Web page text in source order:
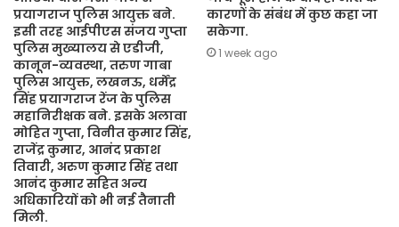
प्रयागराज पुलिस आयुक्त बने.
इसी तरह आईपीएस संजय गुप्ता
पुलिस मुख्यालय से एडीजी,
कानून-व्यवस्था, तरुण गाबा
पुलिस आयुक्त, लखनऊ, धर्मेंद्र
सिंह प्रयागराज रेंज के पुलिस
महानिरीक्षक बने. इसके अलावा
मोहित गुप्ता, विनीत कुमार सिंह,
राजेंद्र कुमार, आनंद प्रकाश
तिवारी, अरुण कुमार सिंह तथा
आनंद कुमार सहित अन्य
अधिकारियों को भी नई तैनाती
मिली.
कारणों के संबंध में कुछ कहा जा
सकेगा.
1 week ago